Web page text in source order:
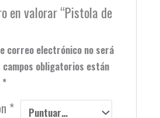
en valorar “Pistola de
correo electrónico no será
campos obligatorios están
*
*